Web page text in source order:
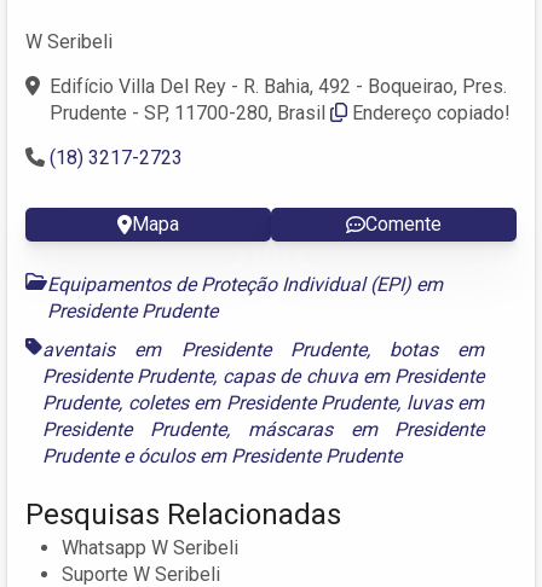
W Seribeli
Edifício Villa Del Rey - R. Bahia, 492 - Boqueirao, Pres.
Prudente - SP, 11700-280, Brasil
Endereço copiado!
(18) 3217-2723
Mapa Comente
Equipamentos de Proteção Individual (EPI) em
Presidente Prudente
aventais em Presidente Prudente, botas em
Presidente Prudente, capas de chuva em Presidente
Prudente, coletes em Presidente Prudente, luvas em
Presidente Prudente, máscaras em Presidente
Prudenteeóculos em Presidente Prudente
Pesquisas Relacionadas
Whatsapp W Seribeli
Suporte W Seribeli